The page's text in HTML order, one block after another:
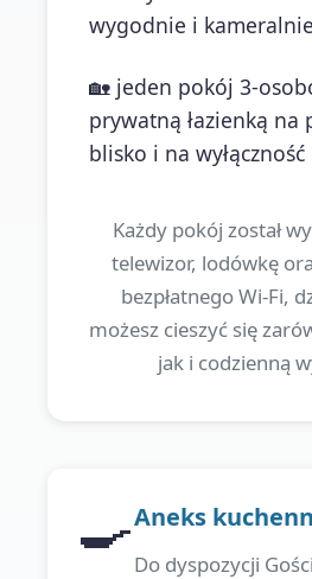
wygodnie i kameralnie
🏡 jeden pokój 3-
prywatną łazienką na
blisko i na wyłączność
Każdy pokój został
telewizor, lodówkę
bezpłatnego Wi-Fi,
możesz cieszyć się
jak i codzienną
🍳Aneks
Do dyspozycji